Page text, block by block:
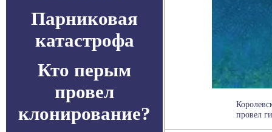
Парниковая
катастрофа
Кто перым
провел
клонирование?
провел